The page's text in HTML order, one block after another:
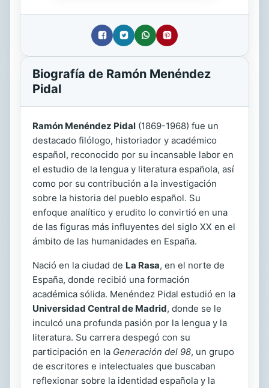
Biografía de Ramón Menéndez
Pidal
Ramón Menéndez Pidal (1869-1968) fue un
destacado filólogo, historiador y académico
español, reconocido por su incansable labor en
el estudio de la lengua y literatura española, así
como por su contribución a la investigación
sobre la historia del pueblo español. Su
enfoque analítico y erudito lo convirtió en una
de las figuras más influyentes del siglo XX en el
ámbito de las humanidades en España.
Nació en la ciudad de La Rasa, en el norte de
España, donde recibió una formación
académica sólida. Menéndez Pidal estudió en la
Universidad Central de Madrid, donde se le
inculcó una profunda pasión por la lengua y la
literatura. Su carrera despegó con su
participación en la Generación del 98, un grupo
de escritores e intelectuales que buscaban
reflexionar sobre la identidad española y la